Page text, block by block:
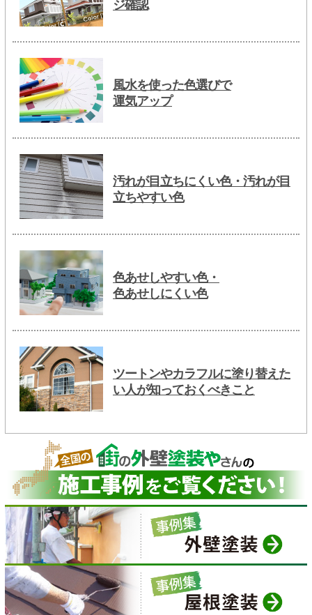
ジ確認
風水を使った色選びで
運気アップ
汚れが目立ちにくい色・汚れが目
立ちやすい色
色あせしやすい色・
色あせしにくい色
ツートンやカラフルに塗り替えた
い人が知っておくべきこと